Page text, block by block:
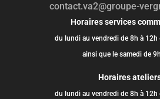
contact.va2@groupe-
Horaires services
du lundi au vendredi de 8h à 12h
ainsi que le samedi de
Horaires
du lundi au vendredi de 8h à 12h